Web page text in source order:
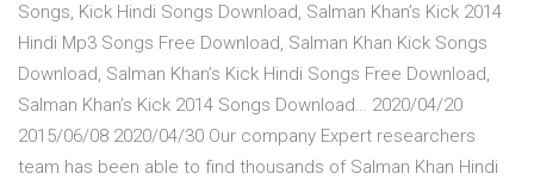
Songs, Kick Hindi Songs Download, Salman Khan’s Kick 2014
Hindi Mp3 Songs Free Download, Salman Khan Kick Songs
Download, Salman Khan’s Kick Hindi Songs Free Download,
Salman Khan’s Kick 2014 Songs Download… 2020/04/20
2015/06/08 2020/04/30 Our company Expert researchers
team has been able to find thousands of Salman Khan Hindi